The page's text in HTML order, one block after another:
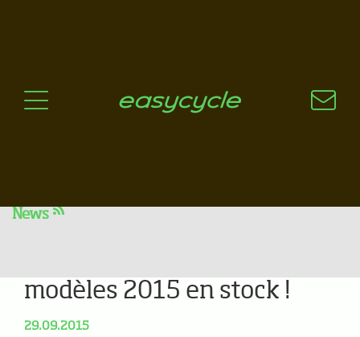
Nos critères de sélection
News
modèles 2015 en stock !
29.09.2015